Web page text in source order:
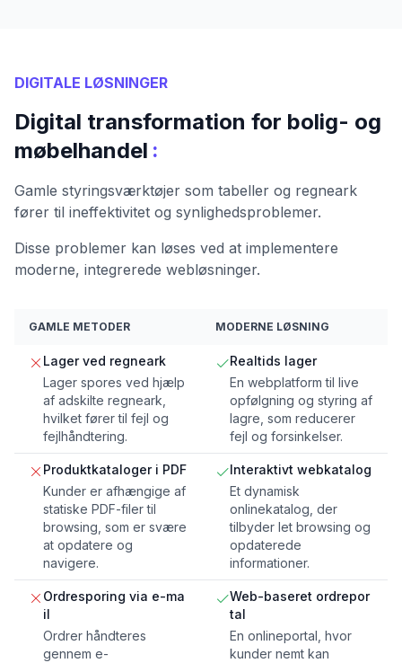
DIGITALE LØSNINGER
Digital transformation for bolig- og
møbelhandel :
Gamle styringsværktøjer som tabeller og regneark
fører til ineffektivitet og synlighedsproblemer.
Disse problemer kan løses ved at implementere
moderne, integrerede webløsninger.
GAMLE METODER MODERNE LØSNING
Lager ved regneark
Lager spores ved hjælp
af adskilte regneark,
hvilket fører til fejl og
fejlhåndtering.
Realtids lager
En webplatform til live
opfølgning og styring af
lagre, som reducerer
fejl og forsinkelser.
Produktkataloger i PDF
Kunder er afhængige af
statiske PDF-filer til
browsing, som er svære
at opdatere og
navigere.
Interaktivt webkatalog
Et dynamisk
onlinekatalog, der
tilbyder let browsing og
opdaterede
informationer.
Ordresporing via e-ma
il
Ordrer håndteres
gennem e-
Web-baseret ordrepor
tal
En onlineportal, hvor
kunder nemt kan